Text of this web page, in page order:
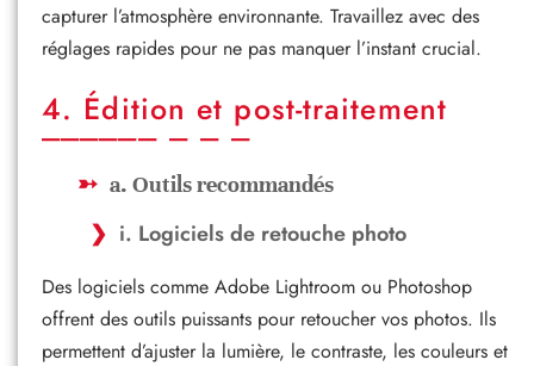
capturer l’atmosphère environnante. Travaillez avec des
réglages rapides pour ne pas manquer l’instant crucial.
4. Édition et post-traitement
a. Outils recommandés
i. Logiciels de retouche photo
Des logiciels comme Adobe Lightroom ou Photoshop
offrent des outils puissants pour retoucher vos photos. Ils
permettent d’ajuster la lumière, le contraste, les couleurs et